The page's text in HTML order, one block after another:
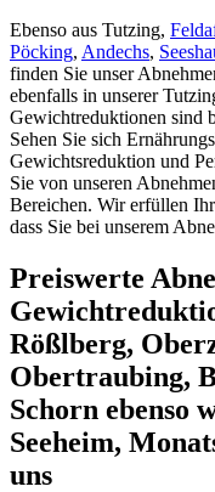
Ebenso aus Tutzing,
Pöcking, Andechs,
finden Sie unser
ebenfalls in unserer
Gewichtreduktionen sind
Sehen Sie sich
Gewichtsreduktion und
Sie von unseren
Bereichen. Wir erfüllen
dass Sie bei unserem
Preiswerte
Rößlberg,
Obertraubing,
Schorn ebenso
Seeheim,
uns